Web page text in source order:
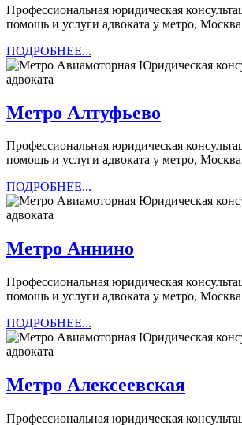
Профессиональная юридическая консультация, юридическая
помощь и услуги адвоката у метро, Москва
ПОДРОБНЕЕ...
Метро Алтуфьево
Профессиональная юридическая консультация, юридическая
помощь и услуги адвоката у метро, Москва
ПОДРОБНЕЕ...
Метро Аннино
Профессиональная юридическая консультация, юридическая
помощь и услуги адвоката у метро, Москва
ПОДРОБНЕЕ...
Метро АлексеевскаяМетро
Профессиональная юридическая консультация, юридическая